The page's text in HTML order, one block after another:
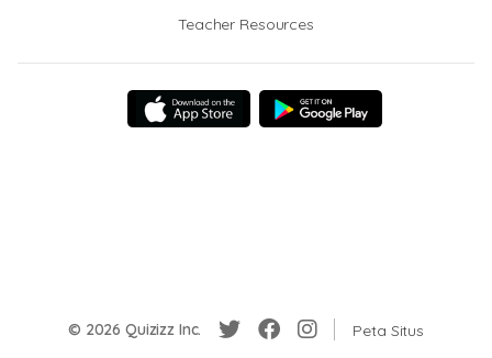
Teacher Resources
© 2026 Quizizz Inc. Peta Situs